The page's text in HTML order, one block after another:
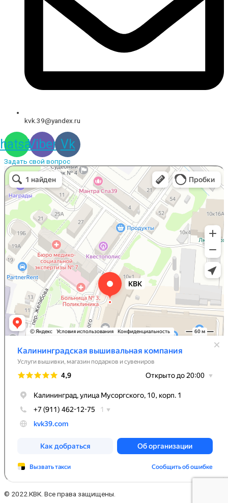
kvk.39@yandex.ru
Viber Vk
Задать свой вопрос
Вышивальная компания
Услуги вышивки в Калининграде
© 2022.КВК. Все права защищены.